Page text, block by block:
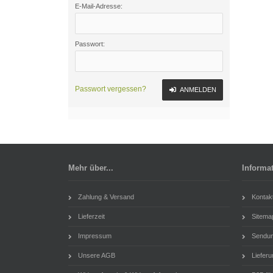
E-Mail-Adresse:
Passwort:
Passwort vergessen? ANMELDEN
Mehr über...
Zahlung & Versand
Lieferzeit
Impressum
Unsere AGB